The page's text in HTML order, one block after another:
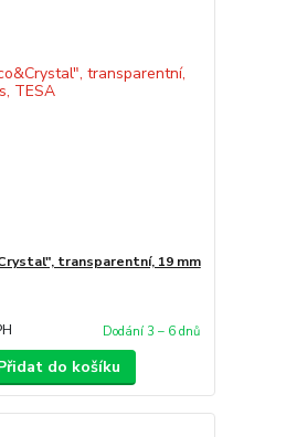
transparentní, 19 mm
Dodání 3 – 6 dnů
do košíku